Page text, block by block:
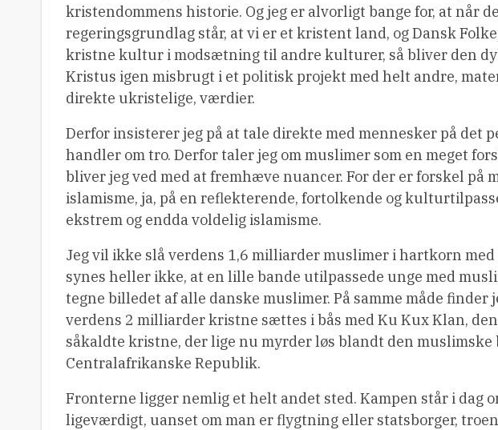
kristendommens historie. Og jeg er alvorligt bange for, at når
regeringsgrundlag står, at vi er et kristent land, og Dansk
kristne kultur i modsætning til andre kulturer, så bliver den
Kristus igen misbrugt i et politisk projekt med helt andre,
direkte ukristelige, værdier.
Derfor insisterer jeg på at tale direkte med mennesker på det
handler om tro. Derfor taler jeg om muslimer som en meget
bliver jeg ved med at fremhæve nuancer. For der er forskel på
islamisme, ja, på en reflekterende, fortolkende og
ekstrem og endda voldelig islamisme.
Jeg vil ikke slå verdens 1,6 milliarder muslimer i hartkorn
synes heller ikke, at en lille bande utilpassede unge med
tegne billedet af alle danske muslimer. På samme måde finder
verdens 2 milliarder kristne sættes i bås med Ku Kux Klan,
såkaldte kristne, der lige nu myrder løs blandt den muslimske
Centralafrikanske Republik.
Fronterne ligger nemlig et helt andet sted. Kampen står i dag
ligeværdigt, uanset om man er flygtning eller statsborger,